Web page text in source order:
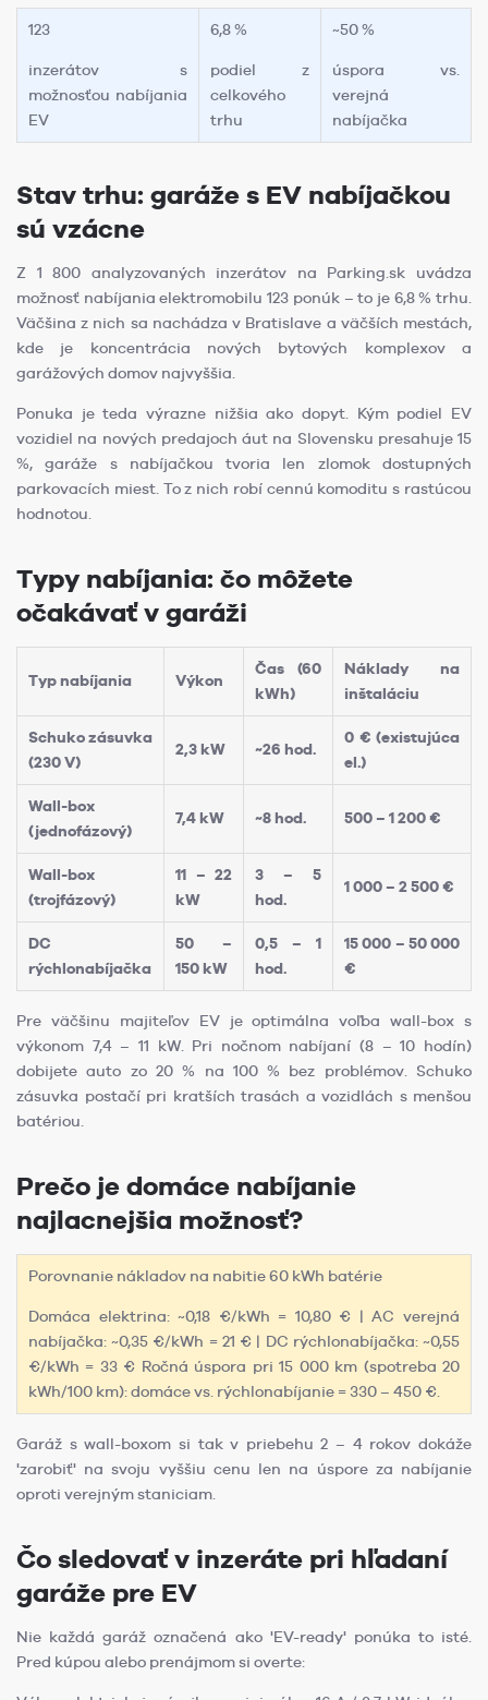
123
inzerátov s
možnosťou nabíjania
EV
6,8 %
podiel z
celkového
trhu
~50 %
úspora vs.
verejná
nabíjačka
Stav trhu: garáže s EV nabíjačkou
sú vzácne
Z 1 800 analyzovaných inzerátov na Parking.sk uvádza
možnosť nabíjania elektromobilu 123 ponúk – to je 6,8 % trhu.
Väčšina z nich sa nachádza v Bratislave a väčších mestách,
kde je koncentrácia nových bytových komplexov a
garážových domov najvyššia.
Ponuka je teda výrazne nižšia ako dopyt. Kým podiel EV
vozidiel na nových predajoch áut na Slovensku presahuje 15
%, garáže s nabíjačkou tvoria len zlomok dostupných
parkovacích miest. To z nich robí cennú komoditu s rastúcou
hodnotou.
Typy nabíjania: čo môžete
očakávať v garáži
Typ nabíjania Výkon
Čas (60
kWh)
Náklady na
inštaláciu
Schuko zásuvka
(230 V)
2,3 kW ~26 hod.
0 € (existujúca
el.)
Wall-box
(jednofázový)
7,4 kW ~8 hod. 500 – 1 200 €
Wall-box
(trojfázový)
11 – 22
kW
3 – 5
hod.
1 000 – 2 500 €
DC
rýchlonabíjačka
50 –
150 kW
0,5 – 1
hod.
15 000 – 50 000
€
Pre väčšinu majiteľov EV je optimálna voľba wall-box s
výkonom 7,4 – 11 kW. Pri nočnom nabíjaní (8 – 10 hodín)
dobijete auto zo 20 % na 100 % bez problémov. Schuko
zásuvka postačí pri kratších trasách a vozidlách s menšou
batériou.
Prečo je domáce nabíjanie
najlacnejšia možnosť?
Porovnanie nákladov na nabitie 60 kWh batérie
Domáca elektrina: ~0,18 €/kWh = 10,80 € | AC verejná
nabíjačka: ~0,35 €/kWh = 21 € | DC rýchlonabíjačka: ~0,55
€/kWh = 33 € Ročná úspora pri 15 000 km (spotreba 20
kWh/100 km): domáce vs. rýchlonabíjanie = 330 – 450 €.
Garáž s wall-boxom si tak v priebehu 2 – 4 rokov dokáže
'zarobiť' na svoju vyššiu cenu len na úspore za nabíjanie
oproti verejným staniciam.
Čo sledovať v inzeráte pri hľadaní
garáže pre EV
Nie každá garáž označená ako 'EV-ready' ponúka to isté.
Pred kúpou alebo prenájmom si overte: